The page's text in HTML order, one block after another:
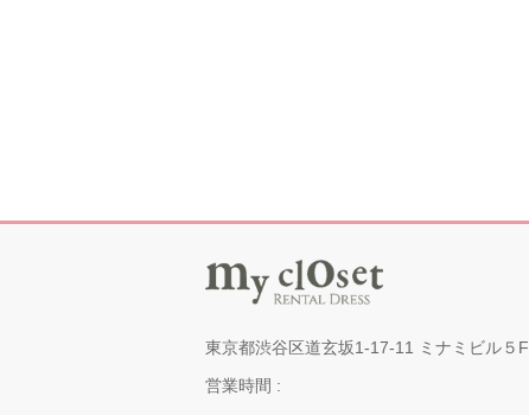
東京都渋谷区道玄坂1-17-11 ミナミビル５F
営業時間 :